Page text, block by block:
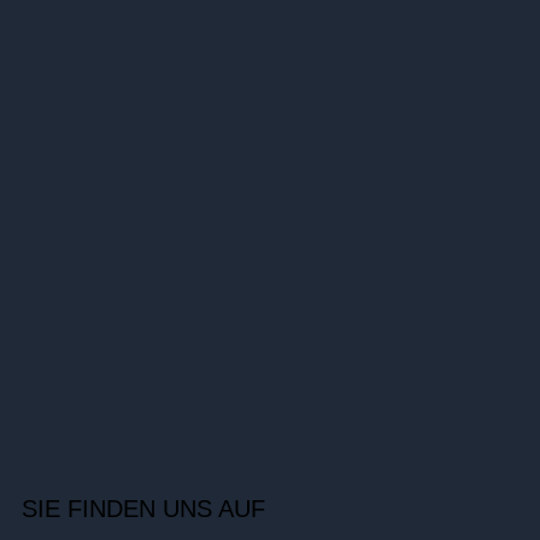
SIE FINDEN UNS AUF